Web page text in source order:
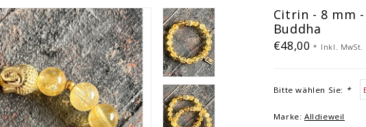
Citrin - 8 mm
Buddha
€48,00* Inkl. MwSt.
Bitte wählen Sie: *
Marke: Alldieweil